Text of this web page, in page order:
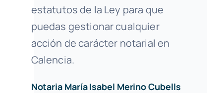
estatutos de la Ley para que
puedas gestionar cualquier
acción de carácter notarial en
Calencia.
Notaria María Isabel Merino Cubells